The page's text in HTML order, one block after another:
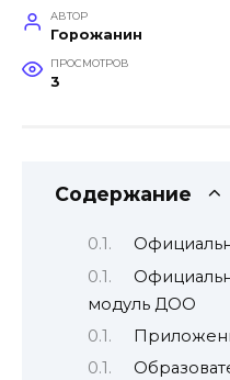
АВТОР
Горожанин
ПРОСМОТРОВ
3
Содержание
модуль ДОО